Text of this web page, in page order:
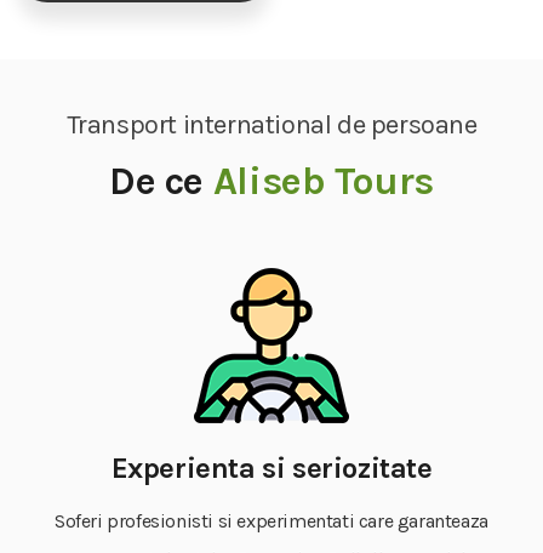
Transport international de persoane
De ce Aliseb Tours
Experienta si seriozitate
Soferi profesionisti si experimentati care garanteaza